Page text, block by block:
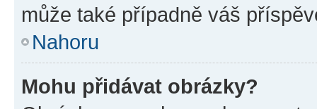
může také případně váš
Nahoru
Mohu přidávat obrázky?